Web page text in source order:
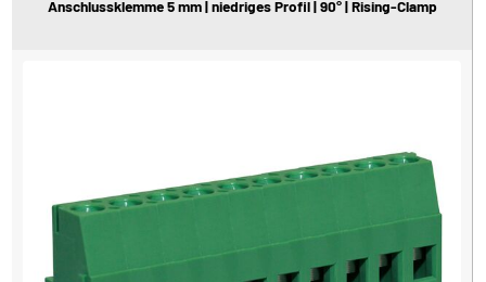
Anschlussklemme 5 mm | niedriges Profil | 90° | Rising-Clamp